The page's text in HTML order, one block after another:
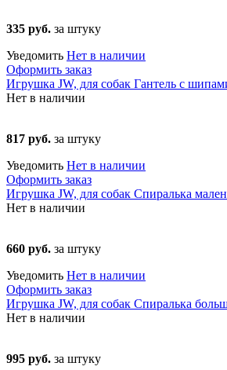
335 руб. за штуку
Уведомить Нет в наличии
Оформить заказ
Игрушка JW, для собак Гантель с
Нет в наличии
817 руб. за штуку
Уведомить Нет в наличии
Оформить заказ
Игрушка JW, для собак Спиралька
Нет в наличии
660 руб. за штуку
Уведомить Нет в наличии
Оформить заказ
Игрушка JW, для собак Спиралька
Нет в наличии
995 руб. за штуку